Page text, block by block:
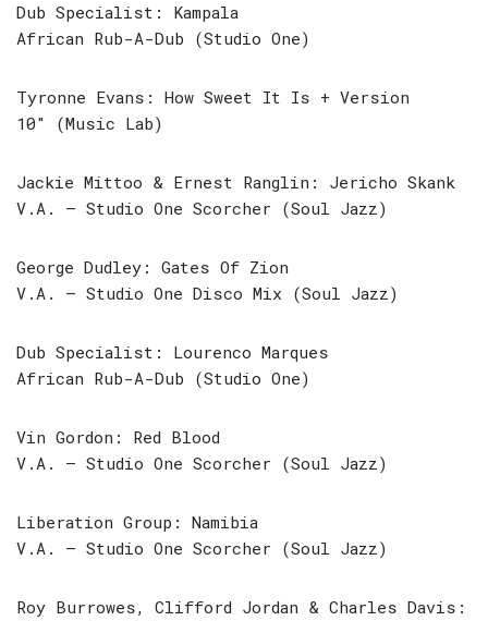
Dub Specialist: Kampala
African Rub-A-Dub (Studio One)
Tyronne Evans: How Sweet It Is + Version
10″ (Music Lab)
Jackie Mittoo & Ernest Ranglin: Jericho Skank
V.A. – Studio One Scorcher (Soul Jazz)
George Dudley: Gates Of Zion
V.A. – Studio One Disco Mix (Soul Jazz)
Dub Specialist: Lourenco Marques
African Rub-A-Dub (Studio One)
Vin Gordon: Red Blood
V.A. – Studio One Scorcher (Soul Jazz)
Liberation Group: Namibia
V.A. – Studio One Scorcher (Soul Jazz)
Roy Burrowes, Clifford Jordan & Charles Davis: